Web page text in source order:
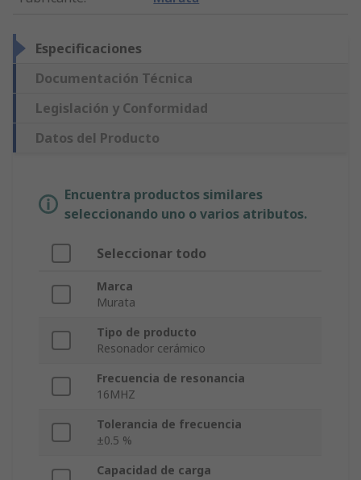
Especificaciones
Documentación Técnica
Legislación y Conformidad
Datos del Producto
Encuentra productos similares
seleccionando uno o varios atributos.
Seleccionar todo
Marca
Murata
Tipo de producto
Resonador cerámico
Frecuencia de resonancia
16MHZ
Tolerancia de frecuencia
±0.5 %
Capacidad de carga